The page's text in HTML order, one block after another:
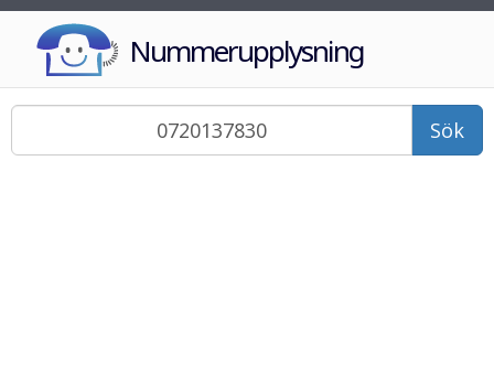
Nummerupplysning
Sök